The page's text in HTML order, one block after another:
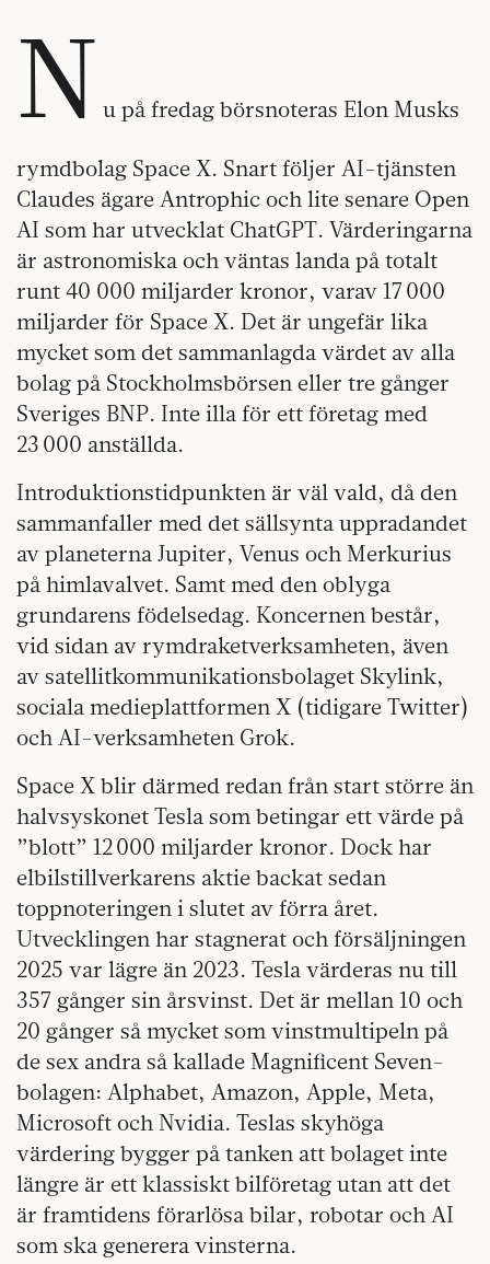
N u på fredag börsnoteras Elon Musks
rymdbolag Space X. Snart följer AI-tjänsten
Claudes ägare Antrophic och lite senare Open
AI som har utvecklat ChatGPT. Värderingarna
är astronomiska och väntas landa på totalt
runt 40 000 miljarder kronor, varav 17 000
miljarder för Space X. Det är ungefär lika
mycket som det sammanlagda värdet av alla
bolag på Stockholmsbörsen eller tre gånger
Sveriges BNP. Inte illa för ett företag med
23 000 anställda.
Introduktionstidpunkten är väl vald, då den
sammanfaller med det sällsynta uppradandet
av planeterna Jupiter, Venus och Merkurius
på himlavalvet. Samt med den oblyga
grundarens födelsedag. Koncernen består,
vid sidan av rymdraketverksamheten, även
av satellitkommunikationsbolaget Skylink,
sociala medieplattformen X (tidigare Twitter)
och AI-verksamheten Grok.
Space X blir därmed redan från start större än
halvsyskonet Tesla som betingar ett värde på
”blott” 12 000 miljarder kronor. Dock har
elbilstillverkarens aktie backat sedan
toppnoteringen i slutet av förra året.
Utvecklingen har stagnerat och försäljningen
2025 var lägre än 2023. Tesla värderas nu till
357 gånger sin årsvinst. Det är mellan 10 och
20 gånger så mycket som vinstmultipeln på
de sex andra så kallade Magnificent Seven-
bolagen: Alphabet, Amazon, Apple, Meta,
Microsoft och Nvidia. Teslas skyhöga
värdering bygger på tanken att bolaget inte
längre är ett klassiskt bilföretag utan att det
är framtidens förarlösa bilar, robotar och AI
som ska generera vinsterna.